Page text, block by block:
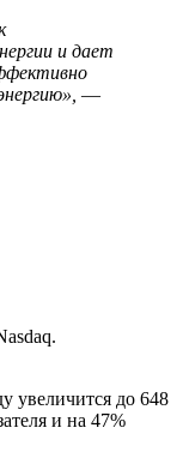
и дает
—
увеличится до 648
и на 47%